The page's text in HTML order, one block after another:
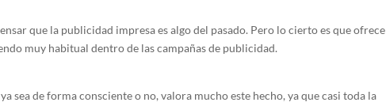
que la publicidad impresa es algo del pasado. Pero lo cierto es que ofrece
muy habitual dentro de las campañas de publicidad.
sea de forma consciente o no, valora mucho este hecho, ya que casi toda la